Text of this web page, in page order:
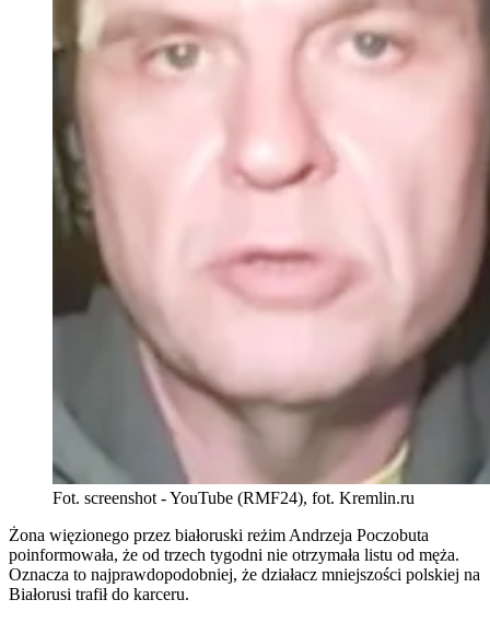
Fot. screenshot - YouTube (RMF24), fot. Kremlin.ru
Żona więzionego przez białoruski reżim Andrzeja Poczobuta
poinformowała, że od trzech tygodni nie otrzymała listu od męża.
Oznacza to najprawdopodobniej, że działacz mniejszości polskiej na
Białorusi trafił do karceru.